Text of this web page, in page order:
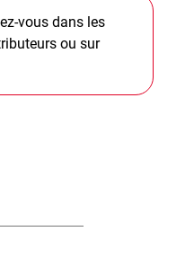
vous dans les
ou sur